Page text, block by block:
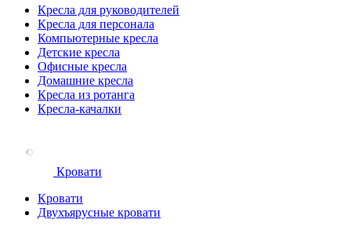
Кресла для руководителей
Кресла для персонала
Компьютерные кресла
Детские кресла
Офисные кресла
Домашние кресла
Кресла из ротанга
Кресла-качалки
Кровати
Кровати
Двухъярусные кровати